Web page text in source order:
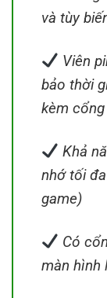
và tùy
Viên
bảo thời
kèm
Khả
nhớ tối
game)
Có
màn hình